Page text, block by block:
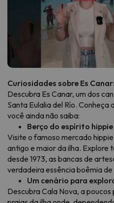
Curiosidades sobre Es
Descubra Es Canar, um dos
Santa Eulalia del Río. Conheça
você ainda não saiba:
Berço do espírito hippie
Visite o famoso mercado
antigo e maior da ilha. Explore
desde 1973, as bancas de
verdadeira essência boêmia de
Um cenário para
Descubra Cala Nova, a poucos